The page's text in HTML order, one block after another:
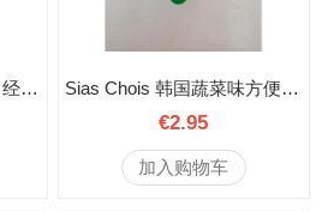
Nissin 日本荞麦面高蛋白经典味 桶装 92克 Sias Chois 韩国蔬菜味方便面 107克
€2.95
加入购物车